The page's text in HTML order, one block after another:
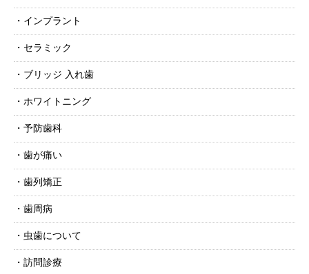
インプラント
セラミック
ブリッジ 入れ歯
ホワイトニング
予防歯科
歯が痛い
歯列矯正
歯周病
虫歯について
訪問診療